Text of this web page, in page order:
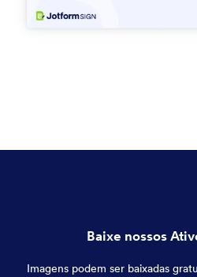
Baixe nossos
Imagens podem ser baixadas